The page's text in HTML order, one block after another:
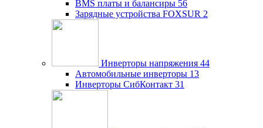
BMS платы и балансиры 56
Зарядные устройства FOXSUR 2
Инверторы напряжения 44
Автомобильные инверторы 13
Инверторы СибКонтакт 31